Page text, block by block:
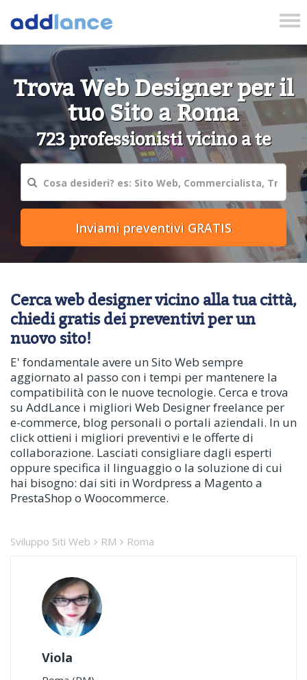
Trova Web Designer per il
tuo Sito a Roma
723 professionisti vicino a te
Cerca web designer vicino alla tua città,
chiedi gratis dei preventivi per un
nuovo sito!
E' fondamentale avere un Sito Web sempre
aggiornato al passo con i tempi per mantenere la
compatibilità con le nuove tecnologie. Cerca e trova
su AddLance i migliori Web Designer freelance per
e-commerce, blog personali o portali aziendali. In un
click ottieni i migliori preventivi e le offerte di
collaborazione. Lasciati consigliare dagli esperti
oppure specifica il linguaggio o la soluzione di cui
hai bisogno: dai siti in Wordpress a Magento a
PrestaShop o Woocommerce.
Sviluppo Siti Web RM Roma
Viola